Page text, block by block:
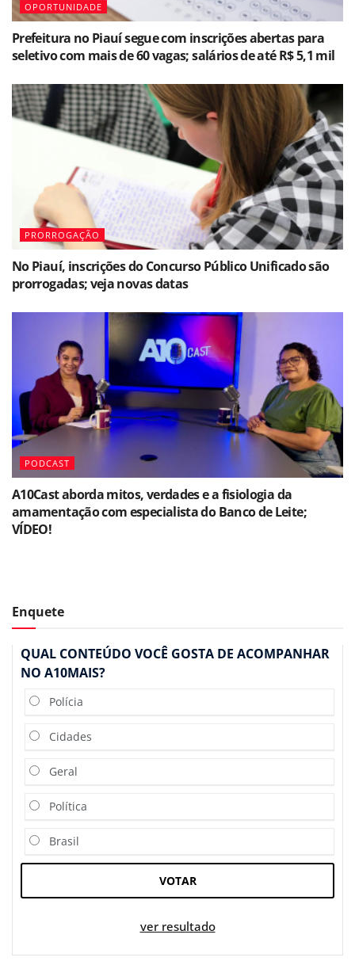
OPORTUNIDADE
Prefeitura no Piauí segue com inscrições abertas para
seletivo com mais de 60 vagas; salários de até R$ 5,1 mil
PRORROGAÇÃO
No Piauí, inscrições do Concurso Público Unificado são
prorrogadas; veja novas datas
PODCAST
A10Cast aborda mitos, verdades e a fisiologia da
amamentação com especialista do Banco de Leite;
VÍDEO!
Enquete
QUAL CONTEÚDO VOCÊ GOSTA DE ACOMPANHAR
NO A10MAIS?
Polícia
Cidades
Geral
Política
Brasil
VOTAR
ver resultado